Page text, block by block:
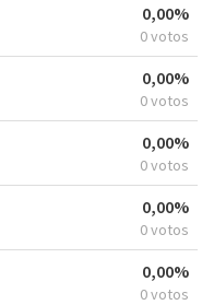
0,00%
0 votos
0,00%
0 votos
0,00%
0 votos
0,00%
0 votos
0,00%
0 votos